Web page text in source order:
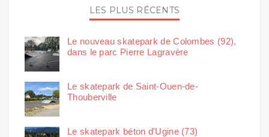
LES PLUS RÉCENTS
Le nouveau skatepark de Colombes (92),
dans le parc Pierre Lagravère
Le skatepark de Saint-Ouen-de-
Thouberville
Le skatepark béton d'Ugine (73)